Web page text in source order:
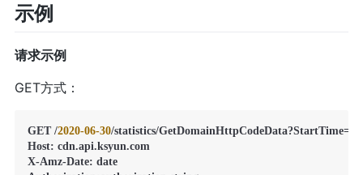
示例
请求示例
GET方式：
GET /2020-06-30/statistics/GetDomainHttpCodeData?StartTime=
Host: cdn.api.ksyun.com
X-Amz-Date: date